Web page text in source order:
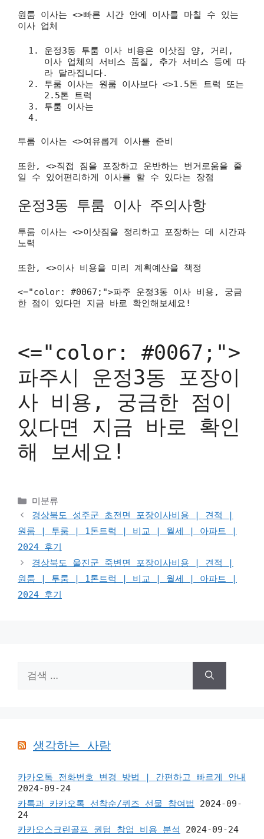
원룸 이사는 <>빠른 시간 안에 이사를 마칠 수 있는
이사 업체
운정3동 투룸 이사 비용은 이삿짐 양, 거리,
이사 업체의 서비스 품질, 추가 서비스 등에 따
라 달라집니다.
투룸 이사는 원룸 이사보다 <>1.5톤 트럭 또는
2.5톤 트럭
투룸 이사는
투룸 이사는 <>여유롭게 이사를 준비
또한, <>직접 짐을 포장하고 운반하는 번거로움을 줄
일 수 있어편리하게 이사를 할 수 있다는 장점
운정3동 투룸 이사 주의사항
투룸 이사는 <>이삿짐을 정리하고 포장하는 데 시간과
노력
또한, <>이사 비용을 미리 계획예산을 책정
<="color: #0067;">파주 운정3동 이사 비용, 궁금
한 점이 있다면 지금 바로 확인해보세요!
<="color: #0067;">
파주시 운정3동 포장이
사 비용, 궁금한 점이
있다면 지금 바로 확인
해 보세요!
카
테
고
리
미분류
경상북도 성주군 초전면 포장이사비용 | 견적 |
원룸 | 투룸 | 1톤트럭 | 비교 | 월세 | 아파트 |
2024 후기
경상북도 울진군 죽변면 포장이사비용 | 견적 |
원룸 | 투룸 | 1톤트럭 | 비교 | 월세 | 아파트 |
2024 후기
색:
생각하는 사람
카카오톡 전화번호 변경 방법 | 간편하고 빠르게 안내
2024-09-24
카톡과 카카오톡 선착순/퀴즈 선물 참여법
2024-09-
24
카카오스크린골프 퀀텀 창업 비용 분석
2024-09-24